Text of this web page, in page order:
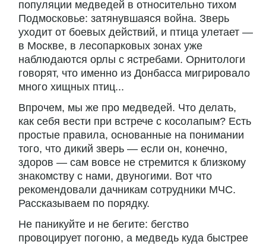
популяции медведей в относительно тихом
Подмосковье: затянувшаяся война. Зверь
уходит от боевых действий, и птица улетает —
в Москве, в лесопарковых зонах уже
наблюдаются орлы с ястребами. Орнитологи
говорят, что именно из Донбасса мигрировало
много хищных птиц...
Впрочем, мы же про медведей. Что делать,
как себя вести при встрече с косолапым? Есть
простые правила, основанные на понимании
того, что дикий зверь — если он, конечно,
здоров — сам вовсе не стремится к близкому
знакомству с нами, двуногими. Вот что
рекомендовали дачникам сотрудники МЧС.
Рассказываем по порядку.
Не паникуйте и не бегите: бегство
провоцирует погоню, а медведь куда быстрее